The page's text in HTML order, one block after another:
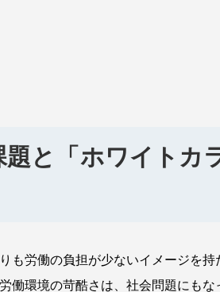
と「ホワイトカ
も労働の負担が少ないイメージを
働環境の苛酷さは、社会問題にも